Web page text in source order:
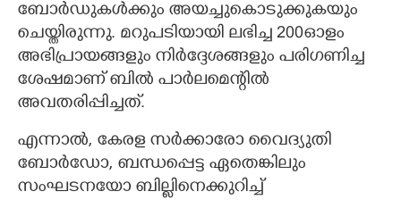
ബോർഡുകൾക്കും അയച്ചുകൊടുക്കുകയും
ചെയ്തിരുന്നു. മറുപടിയായി ലഭിച്ച 200ഓളം
അഭിപ്രായങ്ങളും നിർദ്ദേശങ്ങളും പരിഗണിച്ച
ശേഷമാണ് ബിൽ പാർലമെന്റിൽ
അവതരിപ്പിച്ചത്.
എന്നാൽ, കേരള സർക്കാരോ വൈദ്യുതി
ബോർഡോ, ബന്ധപ്പെട്ട ഏതെങ്കിലും
സംഘടനയോ ബില്ലിനെക്കുറിച്ച്